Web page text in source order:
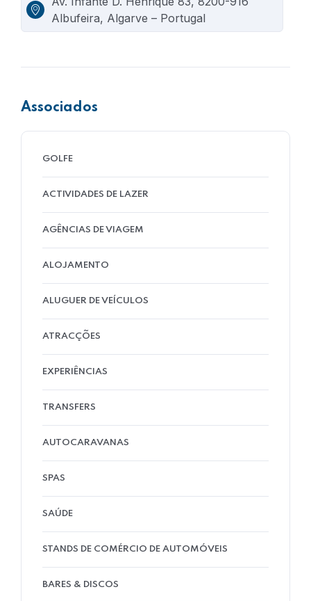
Albufeira, Algarve – Portugal
Associados
GOLFE
ACTIVIDADES DE LAZER
AGÊNCIAS DE VIAGEM
ALOJAMENTO
ALUGUER DE VEÍCULOS
ATRACÇÕES
EXPERIÊNCIAS
TRANSFERS
AUTOCARAVANAS
SPAS
SAÚDE
STANDS DE COMÉRCIO DE AUTOMÓVEIS
BARES & DISCOS